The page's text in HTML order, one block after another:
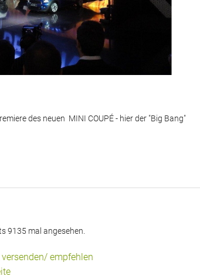
des neuen MINI COUPÉ - hier der "Big Bang"
9135 mal angesehen.
empfehlen